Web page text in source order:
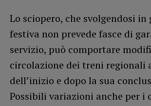
Lo sciopero, che svolgendosi
festiva non prevede fasce di
servizio, può comportare
circolazione dei treni regionali
dell’inizio e dopo la sua
Possibili variazioni anche per i